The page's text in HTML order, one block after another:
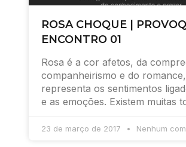
ROSA CHOQUE |
ENCONTRO 01
Rosa é a cor afetos, da
companheirismo e do
representa os sentimentos
e as emoções. Existem muitas
23 de março de 2017 Nenhum